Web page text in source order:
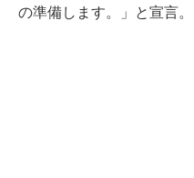
の準備します。」と宣言。